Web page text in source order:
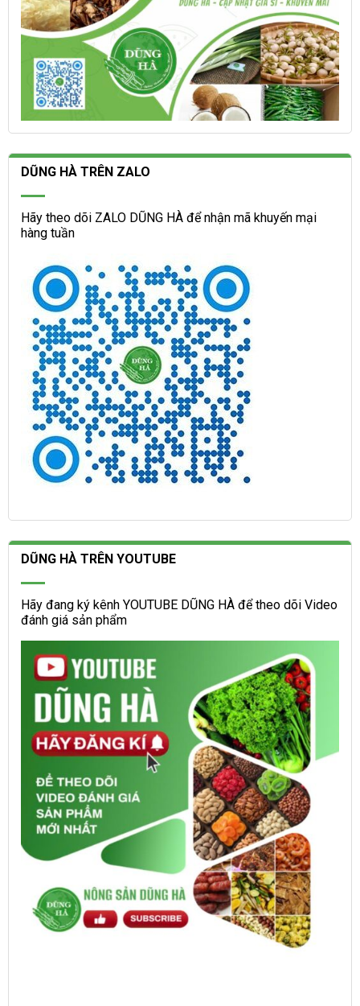
DŨNG HÀ TRÊN ZALO
Hãy theo dõi ZALO DŨNG HÀ để nhận mã khuyến mại
hàng tuần
DŨNG HÀ TRÊN YOUTUBE
Hãy đang ký kênh YOUTUBE DŨNG HÀ để theo dõi Video
đánh giá sản phẩm